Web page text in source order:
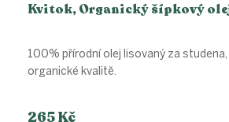
Kvitok, Organický šípkový
265 Kč
100% přírodní olej lisovaný za
organické kvalitě.